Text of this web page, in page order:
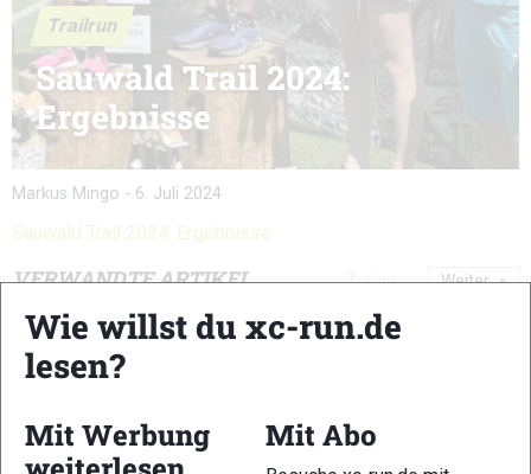
Trailrun
Sauwald Trail 2024:
Ergebnisse
Markus Mingo - 6. Juli 2024
Sauwald Trail 2024: Ergebnisse
VERWANDTE ARTIKEL
Schnalstal Alpine
Salomon Pitz
3KINGS3HILLS
Zurück Weiter
Wie willst du xc-run.de
lesen?
Mit Werbung
Mit Abo